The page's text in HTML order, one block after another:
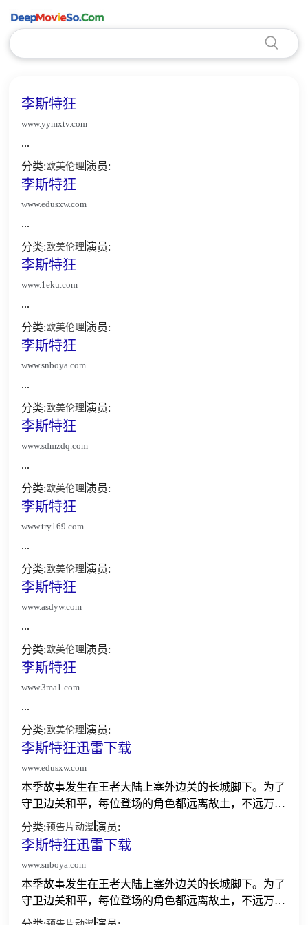
李斯特狂
www.yymxtv.com
...
分类: 欧美伦理 演员:
李斯特狂
www.edusxw.com
...
分类: 欧美伦理 演员:
李斯特狂
www.1eku.com
...
分类: 欧美伦理 演员:
李斯特狂
www.snboya.com
...
分类: 欧美伦理 演员:
李斯特狂
www.sdmzdq.com
...
分类: 欧美伦理 演员:
李斯特狂
www.try169.com
...
分类: 欧美伦理 演员:
李斯特狂
www.asdyw.com
...
分类: 欧美伦理 演员:
李斯特狂
www.3ma1.com
...
分类: 欧美伦理 演员:
李斯特狂迅雷下载
www.edusxw.com
本季故事发生在王者大陆上塞外边关的长城脚下。为了
守卫边关和平，每位登场的角色都远离故土，不远万里
来到此地。虽然在这片陌生的土地上，他们都是“异乡
人”，但共同的信念让他们有了一个共同的名字——长
城守卫军...
分类:预告片动漫 演员:
李斯特狂迅雷下载
www.snboya.com
本季故事发生在王者大陆上塞外边关的长城脚下。为了
守卫边关和平，每位登场的角色都远离故土，不远万里
来到此地。虽然在这片陌生的土地上，他们都是“异乡